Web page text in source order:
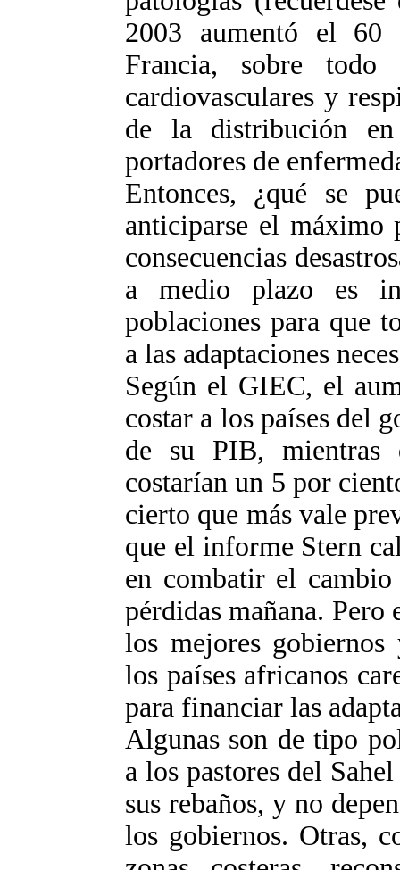
2003 aumentó el
Francia, sobre todo
cardiovasculares y
de la distribución
portadores de
Entonces, ¿qué se
anticiparse el máximo
consecuencias
a medio plazo es
poblaciones para que
a las adaptaciones
Según el GIEC, el
costar a los países del
de su PIB, mientras
costarían un 5 por
cierto que más vale
que el informe Stern
en combatir el
pérdidas mañana. Pero
los mejores
los países africanos
para financiar las
Algunas son de tipo
a los pastores del
sus rebaños, y no
los gobiernos. Otras,